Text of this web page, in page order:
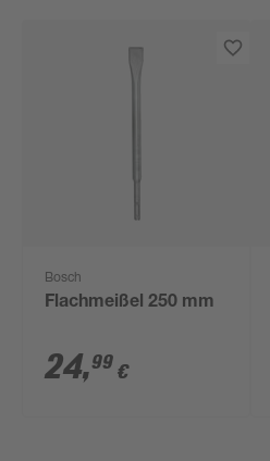
Bosch
Flachmeißel 250 mm
24,99 €